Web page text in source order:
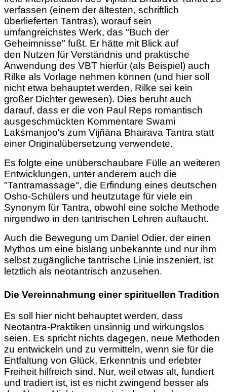
verfassen (einem der ältesten, schriftlich
überlieferten Tantras), worauf sein
umfangreichstes Werk, das "Buch der
Geheimnisse" fußt. Er hätte mit Blick auf
den Nutzen für Verständnis und praktische
Anwendung des VBT hierfür (als Beispiel) auch
Rilke als Vorlage nehmen können (und hier soll
nicht etwa behauptet werden, Rilke sei kein
großer Dichter gewesen). Dies beruht auch
darauf, dass er die von Paul Reps romantisch
ausgeschmückten Kommentare Swami
Lakśmanjoo's zum Vijñāna Bhairava Tantra statt
einer Originalübersetzung verwendete.
Es folgte eine unüberschaubare Fülle an weiteren
Entwicklungen, unter anderem auch die
"Tantramassage", die Erfindung eines deutschen
Osho-Schülers und heutzutage für viele ein
Synonym für Tantra, obwohl eine solche Methode
nirgendwo in den tantrischen Lehren auftaucht.
Auch die Bewegung um Daniel Odier, der einen
Mythos um eine bislang unbekannte und nur ihm
selbst zugängliche tantrische Linie inszeniert, ist
letztlich als neotantrisch anzusehen.
Die Vereinnahmung einer spirituellen Tradition
Es soll hier nicht behauptet werden, dass
Neotantra-Praktiken unsinnig und wirkungslos
seien. Es spricht nichts dagegen, neue Methoden
zu entwickeln und zu vermitteln, wenn sie für die
Entfaltung von Glück, Erkenntnis und erlebter
Freiheit hilfreich sind. Nur, weil etwas alt, fundiert
und tradiert ist, ist es nicht zwingend besser als